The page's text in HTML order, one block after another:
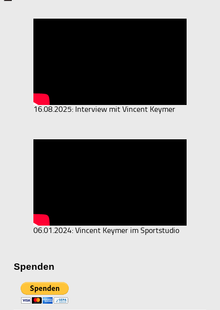
16.08.2025: Interview mit Vincent Keymer
06.01.2024: Vincent Keymer im Sportstudio
Spenden